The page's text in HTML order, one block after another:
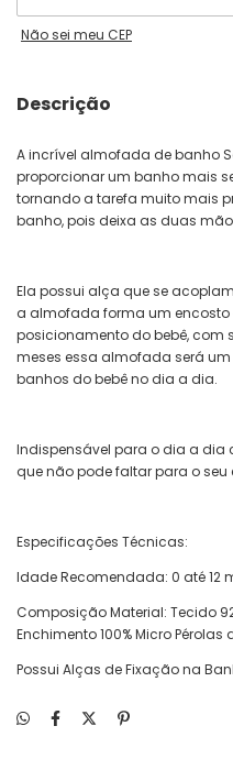
Não sei meu CEP
Descrição
A incrível almofada de banho
proporcionar um banho mais
tornando a tarefa muito mais
banho, pois deixa as duas
Ela possui alça que se
a almofada forma um encosto
posicionamento do bebê, com
meses essa almofada será
banhos do bebê no dia a dia.
Indispensável para o dia a
que não pode faltar para o seu
Especificações Técnicas:
Idade Recomendada: 0 até 12
Composição Material: Tecido
Enchimento 100% Micro Pérolas
Possui Alças de Fixação na